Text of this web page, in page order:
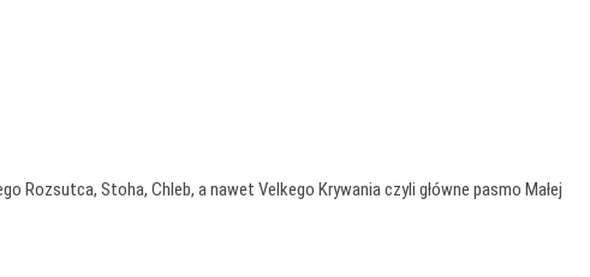
Rozsutca, Stoha, Chleb, a nawet Velkego Krywania czyli główne pasmo Małej